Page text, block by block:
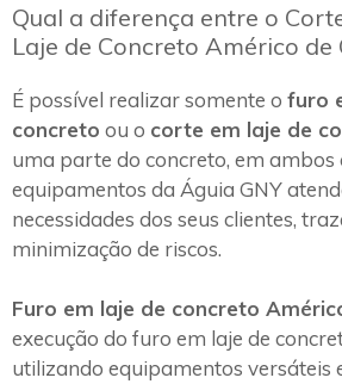
Qual a diferença entre o
Laje de Concreto Américo de
É possível realizar somente o furo
concreto ou o corte em laje de
uma parte do concreto, em ambos
equipamentos da Águia GNY
necessidades dos seus clientes,
minimização de riscos.
Furo em laje de concreto
execução do furo em laje de
utilizando equipamentos versáteis